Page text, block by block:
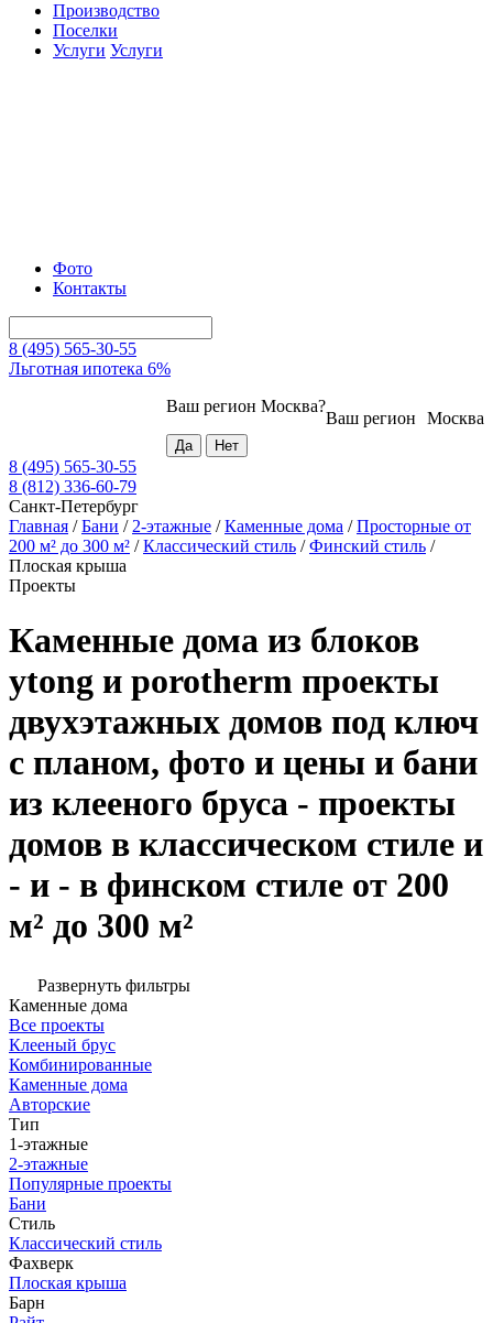
Производство
Поселки
Услуги Услуги
Фото
Контакты
8 (495) 565-30-55
Льготная ипотека 6%
Москва
Ваш регион
Ваш регион Москва?
8 (495) 565-30-55
8 (812) 336-60-79
Санкт-Петербург
Главная /Бани / 2-этажные /Каменные дома /Просторные от
200 м² до 300 м² /Классический стиль /Финский стиль /
Плоская крыша
Проекты
Каменные дома из блоков
ytong и porotherm проекты
двухэтажных домов под ключ
с планом, фото и цены и бани
из клееного бруса - проекты
домов в классическом стиле и
- и - в финском стиле от 200
м² до 300 м²
Развернуть фильтры
Каменные дома
Все проекты
Клееный брус
Комбинированные
Каменные дома
Авторские
Тип
1-этажные
2-этажные
Популярные проекты
Бани
Стиль
Классический стиль
Фахверк
Плоская крыша
Барн